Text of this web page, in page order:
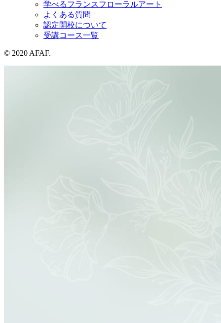
学べるフランスフローラルアート
よくある質問
認定開校について
受講コース一覧
© 2020 AFAF.